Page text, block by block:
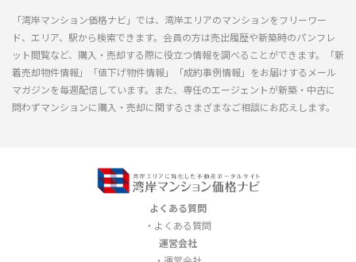
「湾岸マンション価格ナビ」では、湾岸エリアのマンションをフリーワー
ド、エリア、駅から検索できます。会員の方は売出履歴や新築時のパンフレ
ット閲覧など、購入・売却する際に役立つ情報を調べることができます。「新
着売却物件情報」「値下げ物件情報」「成約事例情報」をお届けするメール
マガジンを毎週配信しています。また、専任のエージェントが新築・中古に
問わずマンションに購入・売却に関するさまざまなご相談にお応えします。
よくある質問
よくある質問
運営会社